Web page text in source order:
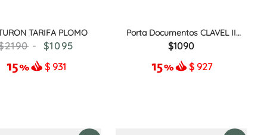
TARIFA PLOMO
2190
1095
$ 931
Porta Documentos CLAVEL II
CRUDO
1090
$ 927